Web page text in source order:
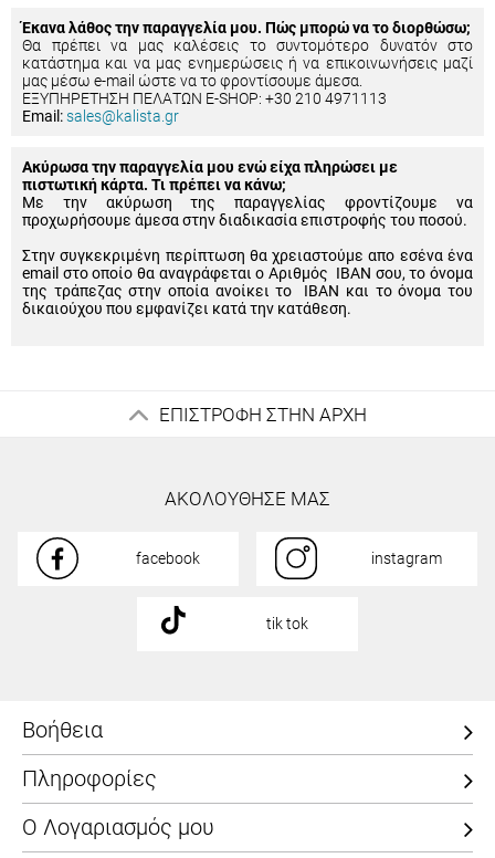
Έκανα λάθος την παραγγελία μου. Πώς μπορώ να το διορθώσω;
Θα πρέπει να μας καλέσεις το συντομότερο δυνατόν στο
κατάστημα και να μας ενημερώσεις ή να επικοινωνήσεις μαζί
μας μέσω e-mail ώστε να το φροντίσουμε άμεσα.
ΕΞΥΠΗΡΕΤΗΣΗ ΠΕΛΑΤΩΝ E-SHOP: +30 210 4971113
Email:sales@kalista.gr
Ακύρωσα την παραγγελία μου ενώ είχα πληρώσει με
πιστωτική κάρτα. Τι πρέπει να κάνω;
Με την ακύρωση της παραγγελίας φροντίζουμε να
προχωρήσουμε άμεσα στην διαδικασία επιστροφής του ποσού.
Στην συγκεκριμένη περίπτωση θα χρειαστούμε απο εσένα ένα
email στο οποίο θα αναγράφεται ο Αριθμός IBAN σου, το όνομα
της τράπεζας στην οποία ανοίκει το IBAN και το όνομα του
δικαιούχου που εμφανίζει κατά την κατάθεση.
ΕΠΙΣΤΡΟΦΗ ΣΤΗΝ ΑΡΧΗ
ΑΚΟΛΟΥΘΗΣΕ ΜΑΣ
facebook instagram
tik tok
Βοήθεια
Πληροφορίες
Ο Λογαριασμός μου